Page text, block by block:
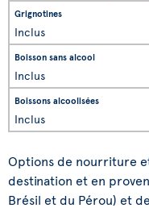
Inclus
Inclus
Inclus
Options de nourriture
destination et en
Brésil et du Pérou) et